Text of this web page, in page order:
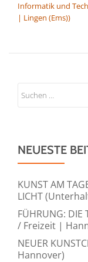
Informatik und
| Lingen (Ems))
NEUESTE
KUNST AM
LICHT
FÜHRUNG:
/ Freizeit |
NEUER
Hannover)